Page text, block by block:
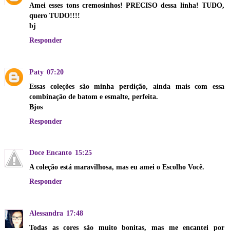
Amei esses tons cremosinhos! PRECISO dessa linha! TUDO,
quero TUDO!!!!
bj
Responder
Paty 07:20
Essas coleções são minha perdição, ainda mais com essa
combinação de batom e esmalte, perfeita.
Bjos
Responder
Doce Encanto 15:25
A coleção está maravilhosa, mas eu amei o Escolho Você.
Responder
Alessandra 17:48
Todas as cores são muito bonitas, mas me encantei por